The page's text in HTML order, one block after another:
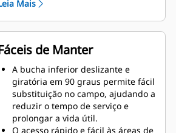
a romper o material rapidamente
e aumentar a eficiência e a
produção.
Os Martelos Cat GC são totalmente
testados e validados com
máquinas correspondentes,
resultando em melhor
desempenho e compatibilidade.
Mais
de Manter
A bucha inferior deslizante e
giratória em 90 graus permite fácil
substituição no campo, ajudando a
reduzir o tempo de serviço e
prolongar a vida útil.
O acesso rápido e fácil às áreas de